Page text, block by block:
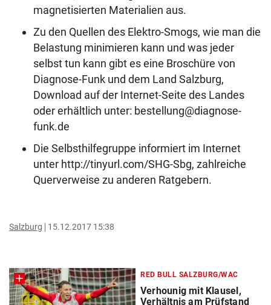
magnetisierten Materialien aus.
Zu den Quellen des Elektro-Smogs, wie man die
Belastung minimieren kann und was jeder
selbst tun kann gibt es eine Broschüre von
Diagnose-Funk und dem Land Salzburg,
Download auf der Internet-Seite des Landes
oder erhältlich unter: bestellung@diagnose-
funk.de
Die Selbsthilfegruppe informiert im Internet
unter http://tinyurl.com/SHG-Sbg, zahlreiche
Querverweise zu anderen Ratgebern.
Salzburg 15.12.2017 15:38
RED BULL SALZBURG/WAC
Verhounig mit Klausel,
Verhältnis am Prüfstand